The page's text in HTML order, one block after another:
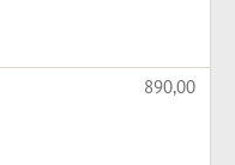
890,00